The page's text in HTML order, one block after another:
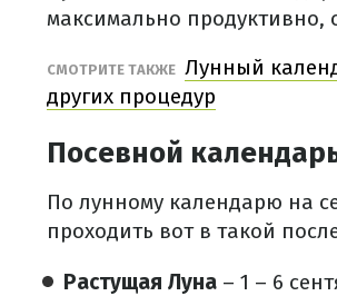
максимально продуктивно,
СМОТРИТЕ ТАКЖЕ Лунный
других процедур
Посевной
По лунному календарю на
проходить вот в такой
Растущая Луна – 1 – 6